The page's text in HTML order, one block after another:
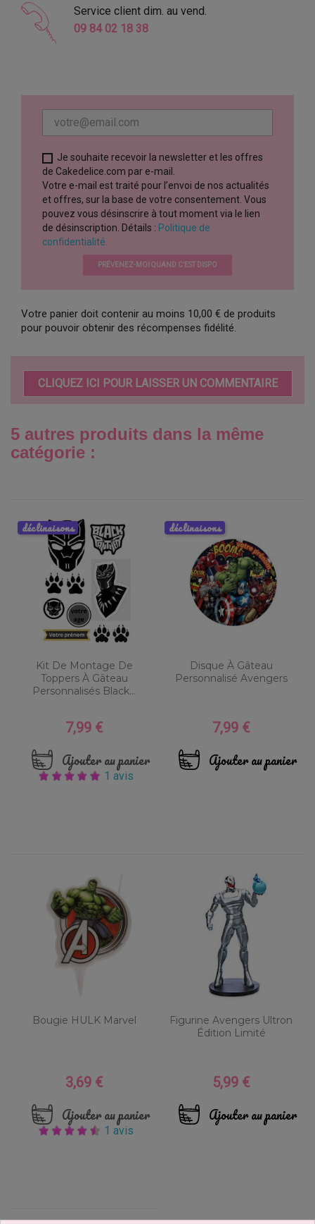
Service client dim. au vend.
09 84 02 18 38
Je souhaite recevoir la newsletter et les offres
de Cakedelice.com par e-mail.
Votre e-mail est traité pour l’envoi de nos actualités
et offres, sur la base de votre consentement. Vous
pouvez vous désinscrire à tout moment via le lien
de désinscription. Détails : Politique de
confidentialité.
PRÉVENEZ-MOI QUAND C’EST DISPO
Votre panier doit contenir au moins 10,00 € de produits
pour pouvoir obtenir des récompenses fidélité.
CLIQUEZ ICI POUR LAISSER UN COMMENTAIRE
5 autres produits dans la même
catégorie :
Kit De Montage De
Toppers À Gâteau
Personnalisés Black...
Prix
7,99 €
Ajouter au panier
1 avis
déclinaisons
Disque À Gâteau
Personnalisé Avengers
Prix
7,99 €
Ajouter au panier
déclinaisons
Bougie HULK Marvel
Prix
3,69 €
Ajouter au panier
1 avis
Figurine Avengers Ultron
Édition Limité
Prix
5,99 €
Ajouter au panier